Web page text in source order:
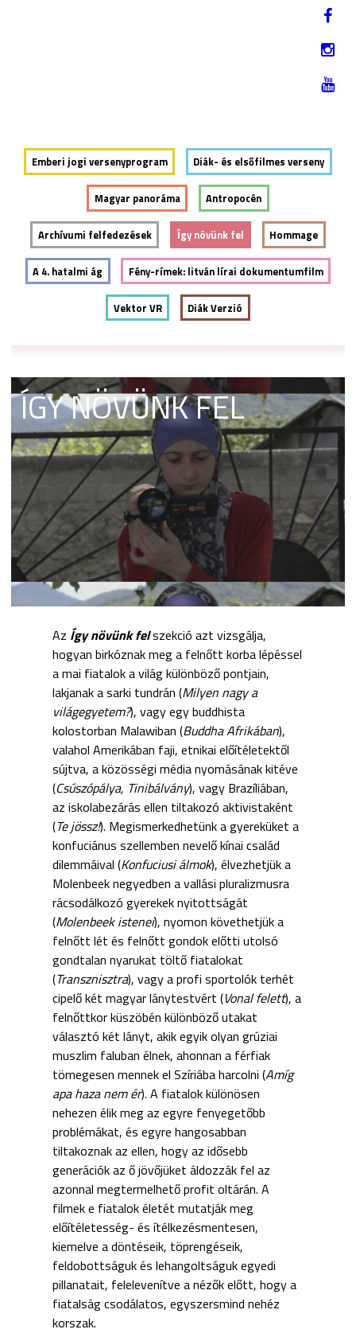
Emberi jogi versenyprogram Diák- és elsőfilmes verseny
Magyar panoráma Antropocén
Archívumi felfedezések Így növünk fel Hommage
A 4. hatalmi ág Fény-rímek: litván lírai dokumentumfilm
Vektor VR Diák Verzió
ÍGY NÖVÜNK FEL
Az Így növünk felszekció azt vizsgálja,
hogyan birkóznak meg a felnőtt korba lépéssel
a mai fiatalok a világ különböző pontjain,
lakjanak a sarki tundrán (Milyen nagy a
világegyetem?), vagy egy buddhista
kolostorban Malawiban (Buddha Afrikában),
valahol Amerikában faji, etnikai előítéletektől
sújtva, a közösségi média nyomásának kitéve
(Csúszópálya, Tinibálvány), vagy Brazíliában,
az iskolabezárás ellen tiltakozó aktivistaként
(Te jössz!). Megismerkedhetünk a gyereküket a
konfuciánus szellemben nevelő kínai család
dilemmáival (Konfuciusi álmok), élvezhetjük a
Molenbeek negyedben a vallási pluralizmusra
rácsodálkozó gyerekek nyitottságát
(Molenbeek istenei), nyomon követhetjük a
felnőtt lét és felnőtt gondok előtti utolsó
gondtalan nyarukat töltő fiatalokat
(Transznisztra), vagy a profi sportolók terhét
cipelő két magyar lánytestvért (Vonal felett), a
felnőttkor küszöbén különböző utakat
választó két lányt, akik egyik olyan grúziai
muszlim faluban élnek, ahonnan a férfiak
tömegesen mennek el Szíriába harcolni (Amíg
apa haza nem ér). A fiatalok különösen
nehezen élik meg az egyre fenyegetőbb
problémákat, és egyre hangosabban
tiltakoznak az ellen, hogy az idősebb
generációk az ő jövőjüket áldozzák fel az
azonnal megtermelhető profit oltárán. A
filmek e fiatalok életét mutatják meg
előítéletesség- és ítélkezésmentesen,
kiemelve a döntéseik, töprengéseik,
feldobottságuk és lehangoltságuk egyedi
pillanatait, felelevenítve a nézők előtt, hogy a
fiatalság csodálatos, egyszersmind nehéz
korszak.